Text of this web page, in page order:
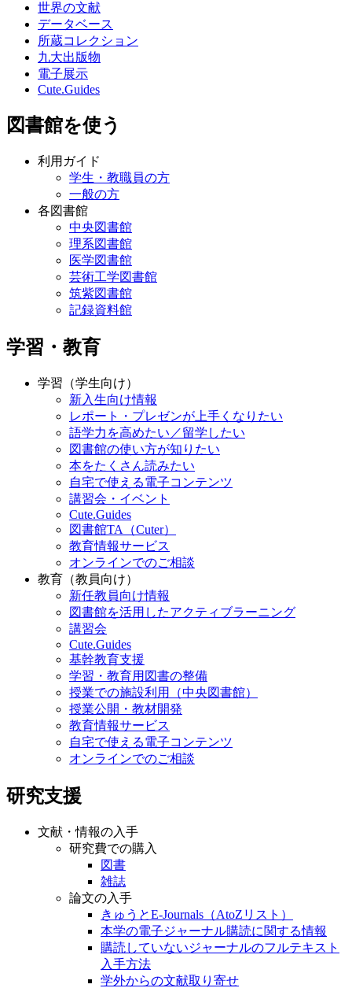
世界の文献
データベース
所蔵コレクション
九大出版物
電子展示
Cute.Guides
図書館を使う
利用ガイド
学生・教職員の方
一般の方
各図書館
中央図書館
理系図書館
医学図書館
芸術工学図書館
筑紫図書館
記録資料館
学習・教育
学習（学生向け）
新入生向け情報
レポート・プレゼンが上手くなりたい
語学力を高めたい／留学したい
図書館の使い方が知りたい
本をたくさん読みたい
自宅で使える電子コンテンツ
講習会・イベント
Cute.Guides
図書館TA（Cuter）
教育情報サービス
オンラインでのご相談
教育（教員向け）
新任教員向け情報
図書館を活用したアクティブラーニング
講習会
Cute.Guides
基幹教育支援
学習・教育用図書の整備
授業での施設利用（中央図書館）
授業公開・教材開発
教育情報サービス
自宅で使える電子コンテンツ
オンラインでのご相談
研究支援
文献・情報の入手
研究費での購入
図書
雑誌
論文の入手
きゅうとE-Journals（AtoZリスト）
本学の電子ジャーナル購読に関する情報
購読していないジャーナルのフルテキスト
入手方法
学外からの文献取り寄せ